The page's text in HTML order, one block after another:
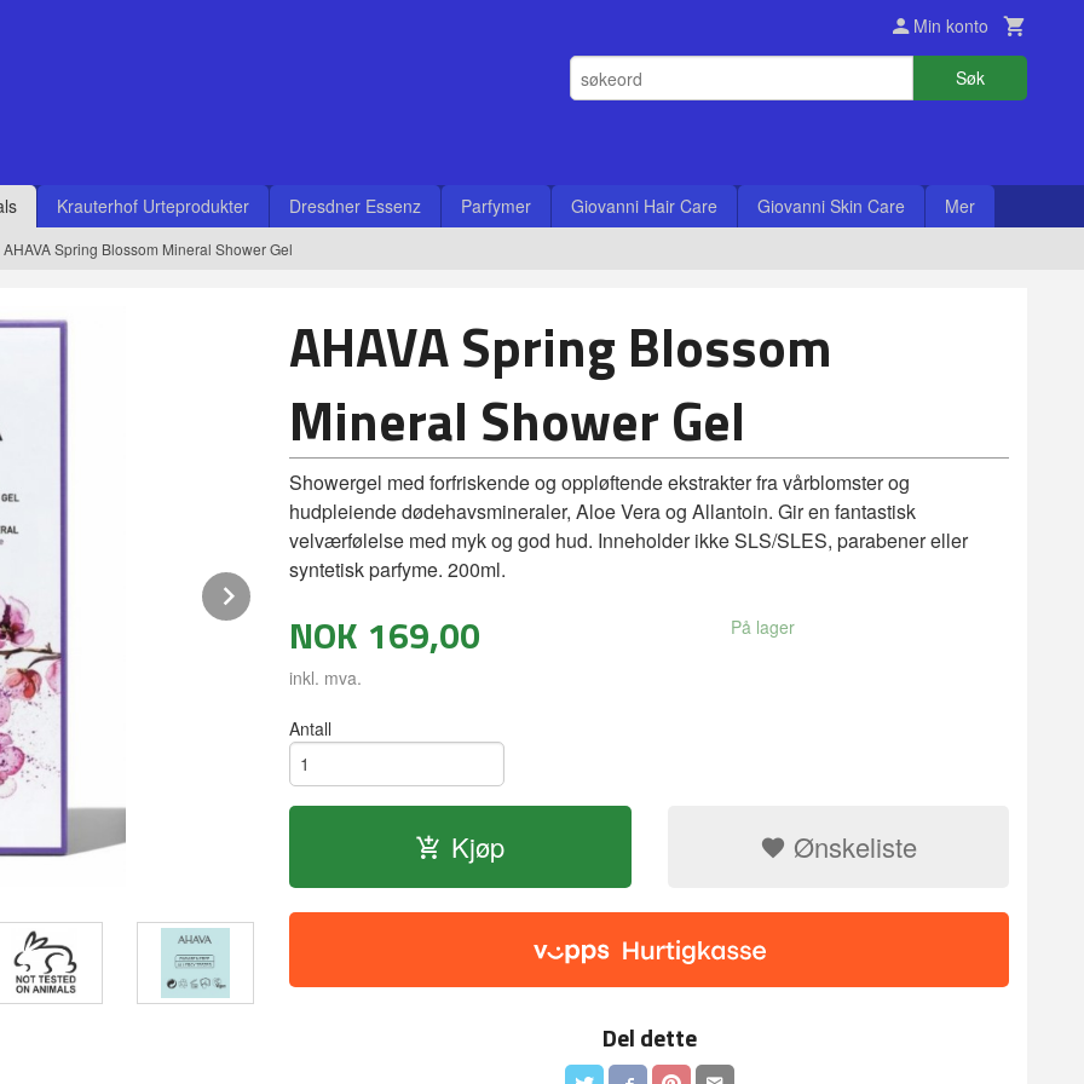
Min konto
Søk
Krauterhof Urteprodukter Dresdner Essenz Parfymer Giovanni Hair Care Giovanni Skin Care Mer
AHAVA Spring Blossom Mineral Shower Gel
Next
AHAVA Spring Blossom
Mineral Shower Gel
Showergel med forfriskende og oppløftende ekstrakter fra vårblomster og
hudpleiende dødehavsmineraler, Aloe Vera og Allantoin. Gir en fantastisk
velværfølelse med myk og god hud. Inneholder ikke SLS/SLES, parabener eller
syntetisk parfyme. 200ml.
NOK 169,00
inkl. mva.
På lager
Antall
Kjøp Ønskeliste
Del dette